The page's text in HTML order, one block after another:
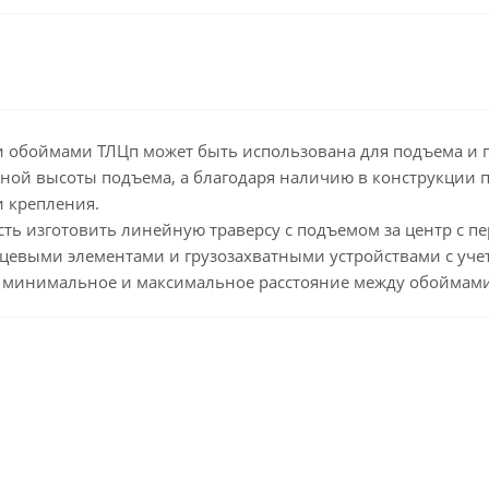
обоймами ТЛЦп может быть использована для подъема и
высоты подъема, а благодаря наличию в
крепления.
изготовить линейную траверсу с подъемом за центр
элементами и грузозахватными устройствами с
минимальное и максимальное расстояние между